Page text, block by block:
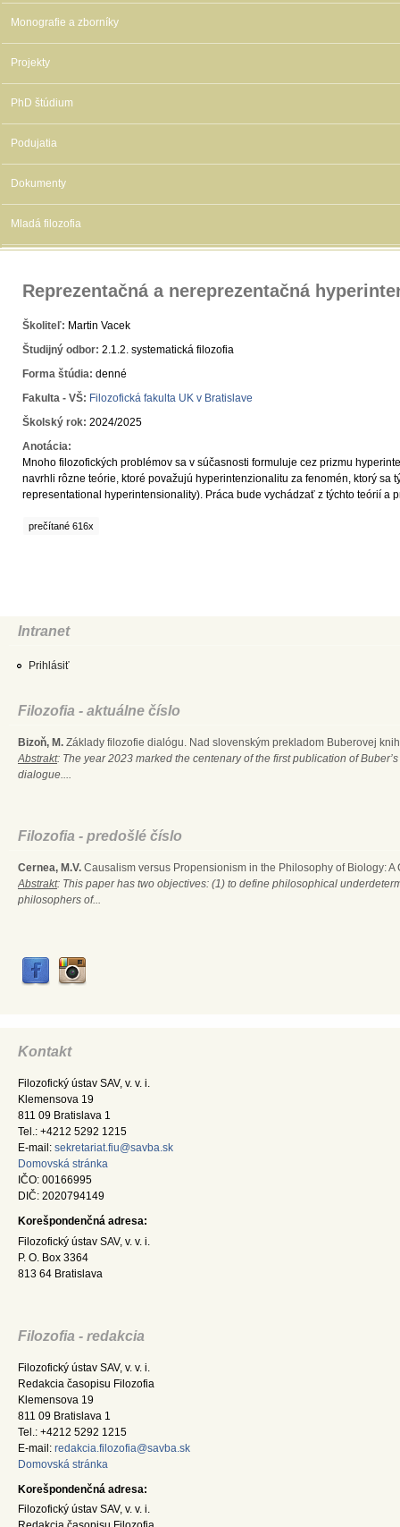
Monografie a zborníky
Projekty
PhD štúdium
Podujatia
Dokumenty
Mladá filozofia
Reprezentačná a nereprezentačná
Školiteľ: Martin Vacek
Študijný odbor: 2.1.2. systematická filozofia
Forma štúdia: denné
Fakulta - VŠ: Filozofická fakulta UK v Bratislave
Školský rok: 2024/2025
Anotácia:
Mnoho filozofických problémov sa v súčasnosti formuluje cez prizmu
navrhli rôzne teórie, ktoré považujú hyperintenzionalitu za fenomén, ktorý
representational hyperintensionality). Práca bude vychádzať z týchto teórií a
prečítané 616x
Intranet
Prihlásiť
Filozofia - aktuálne číslo
Bizoň, M. Základy filozofie dialógu. Nad slovenským prekladom Buberovej
Abstrakt: The year 2023 marked the centenary of the first publication of
dialogue....
Filozofia - predošlé číslo
Cernea, M.V. Causalism versus Propensionism in the Philosophy of Biology:
Abstrakt: This paper has two objectives: (1) to define philosophical
philosophers of...
Kontakt
Filozofický ústav SAV, v. v. i.
Klemensova 19
811 09 Bratislava 1
Tel.: +4212 5292 1215
E-mail: sekretariat.fiu@savba.sk
Domovská stránka
IČO: 00166995
DIČ: 2020794149
Korešpondenčná adresa:
Filozofický ústav SAV, v. v. i.
P. O. Box 3364
813 64 Bratislava
Filozofia - redakcia
Filozofický ústav SAV, v. v. i.
Redakcia časopisu Filozofia
Klemensova 19
811 09 Bratislava 1
Tel.: +4212 5292 1215
E-mail: redakcia.filozofia@savba.sk
Domovská stránka
Korešpondenčná adresa:
Filozofický ústav SAV, v. v. i.